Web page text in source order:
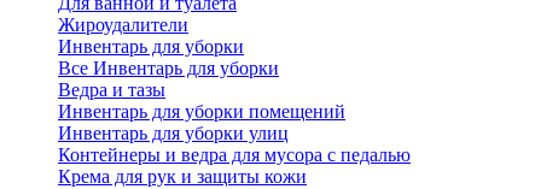
Жироудалители
Инвентарь для уборки
Все Инвентарь для уборки
Ведра и тазы
Инвентарь для уборки помещений
Инвентарь для уборки улиц
Контейнеры и ведра для мусора с педалью
Крема для рук и защиты кожи